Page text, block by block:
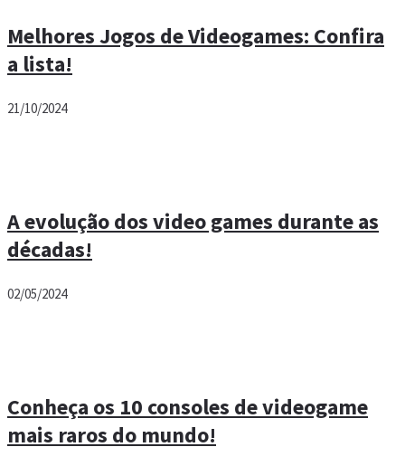
Melhores Jogos de Videogames: Confira
a lista!
21/10/2024
A evolução dos video games durante as
décadas!
02/05/2024
Conheça os 10 consoles de videogame
mais raros do mundo!